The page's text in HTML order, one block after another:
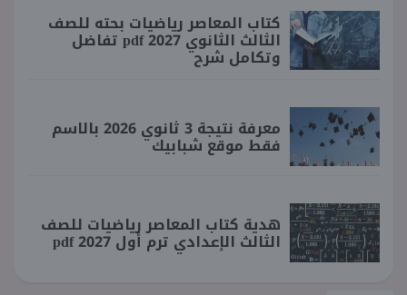
كتاب المعاصر رياضيات بحته للصف
الثالث الثانوي 2027 pdf تفاضل
وتكامل شرح
معرفة نتيجة 3 ثانوي 2026 بالاسم
فقط موقع شبابيك
هدية كتاب المعاصر رياضيات للصف
الثالث الإعدادي ترم أول 2027 pdf